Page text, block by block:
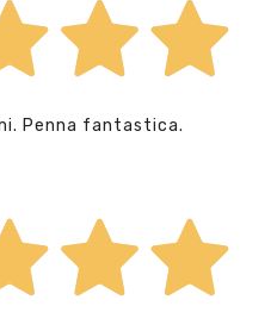
Penna fantastica.